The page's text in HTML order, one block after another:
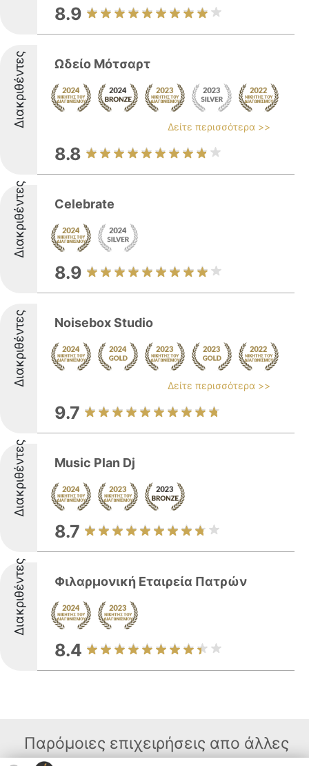
8.9
Διακριθέντες Ωδείο Μότσαρτ
Δείτε περισσότερα >>
8.8
Διακριθέντες Celebrate
8.9
Διακριθέντες Noisebox Studio
Δείτε περισσότερα >>
9.7
Διακριθέντες Music Plan Dj
8.7
Διακριθέντες Φιλαρμονική Εταιρεία Πατρών
8.4
Παρόμοιες επιχειρήσεις απο άλλες